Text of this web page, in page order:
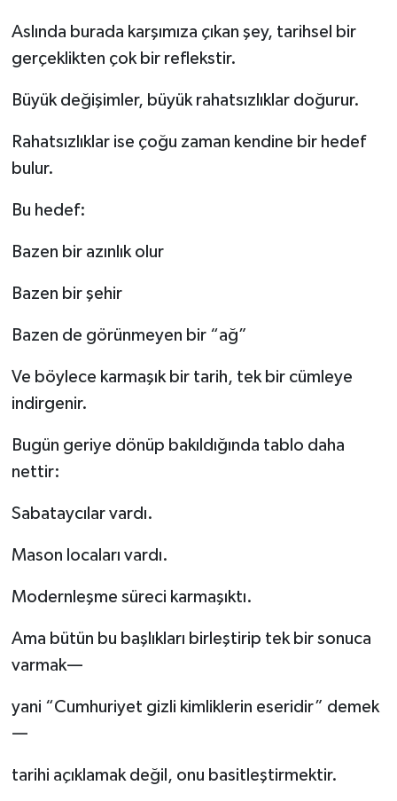
Aslında burada karşımıza çıkan şey, tarihsel bir
gerçeklikten çok bir reflekstir.
Büyük değişimler, büyük rahatsızlıklar doğurur.
Rahatsızlıklar ise çoğu zaman kendine bir hedef
bulur.
Bu hedef:
Bazen bir azınlık olur
Bazen bir şehir
Bazen de görünmeyen bir “ağ”
Ve böylece karmaşık bir tarih, tek bir cümleye
indirgenir.
Bugün geriye dönüp bakıldığında tablo daha
nettir:
Sabataycılar vardı.
Mason locaları vardı.
Modernleşme süreci karmaşıktı.
Ama bütün bu başlıkları birleştirip tek bir sonuca
varmak—
yani “Cumhuriyet gizli kimliklerin eseridir” demek
—
tarihi açıklamak değil, onu basitleştirmektir.